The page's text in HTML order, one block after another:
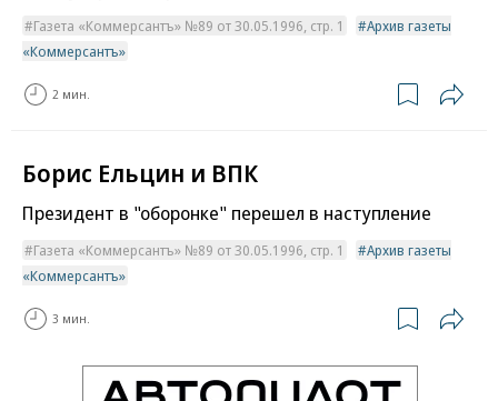
Газета «Коммерсантъ» №89 от 30.05.1996, стр. 1
Архив газеты
«Коммерсантъ»
2 мин.
Борис Ельцин и ВПК
Президент в "оборонке" перешел в наступление
Газета «Коммерсантъ» №89 от 30.05.1996, стр. 1
Архив газеты
«Коммерсантъ»
3 мин.